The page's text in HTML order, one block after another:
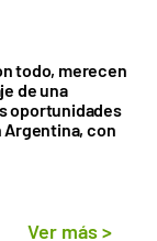
todo, merecen
de una
oportunidades
Argentina, con
Ver más>